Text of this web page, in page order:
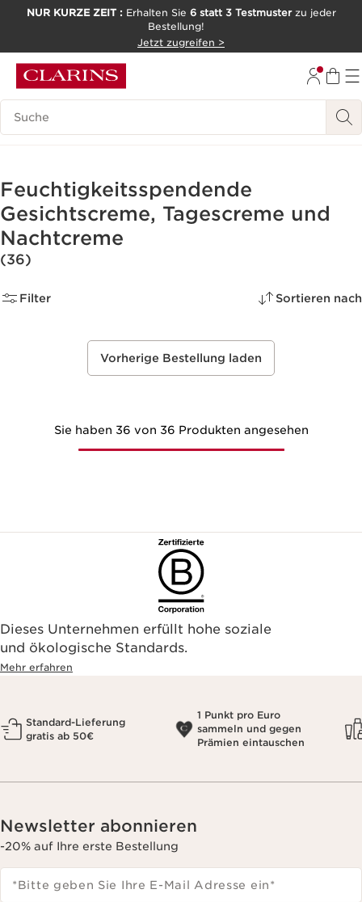
NUR KURZE ZEIT : Erhalten Sie 6 statt 3 Testmusterzu jeder
Bestellung!
Jetzt zugreifen >
Legende suchen
Feuchtigkeitsspendende
Gesichtscreme, Tagescreme und
Nachtcreme
(36)
Filter Sortieren nach
Vorherige Bestellung laden
Sie haben 36 von 36 Produkten angesehen
Dieses Unternehmen erfüllt hohe soziale
und ökologische Standards.
Mehr erfahren
Standard-Lieferung
gratis ab 50€
1 Punkt pro Euro
sammeln und gegen
Prämien eintauschen
Newsletter abonnieren
-20% auf Ihre erste Bestellung
*Bitte geben Sie Ihre E-Mail Adresse ein*